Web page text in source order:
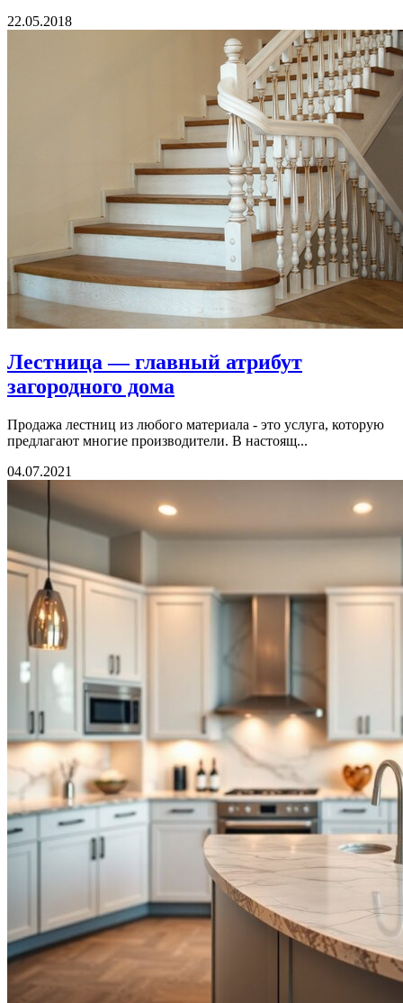
22.05.2018
Лестница — главный атрибут
загородного дома
Продажа лестниц из любого материала - это услуга, которую
предлагают многие производители. В настоящ...
04.07.2021